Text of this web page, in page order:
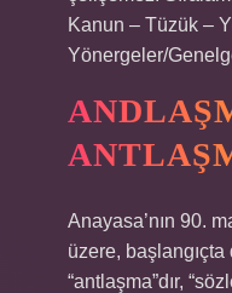
Kanun – Tüzük –
Yönergeler/
Anayasa’nın 90.
üzere, başlangıçta
“antlaşma”dır,